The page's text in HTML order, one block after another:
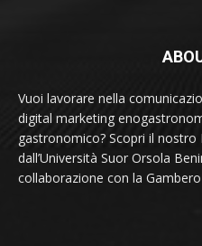
Vuoi lavorare nella
digital marketing
gastronomico? Scopri il
dall’Università Suor Orsola
collaborazione con la